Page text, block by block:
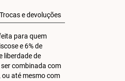
Trocas e devoluções
para quem
e 6% de
liberdade de
combinada com
até mesmo com